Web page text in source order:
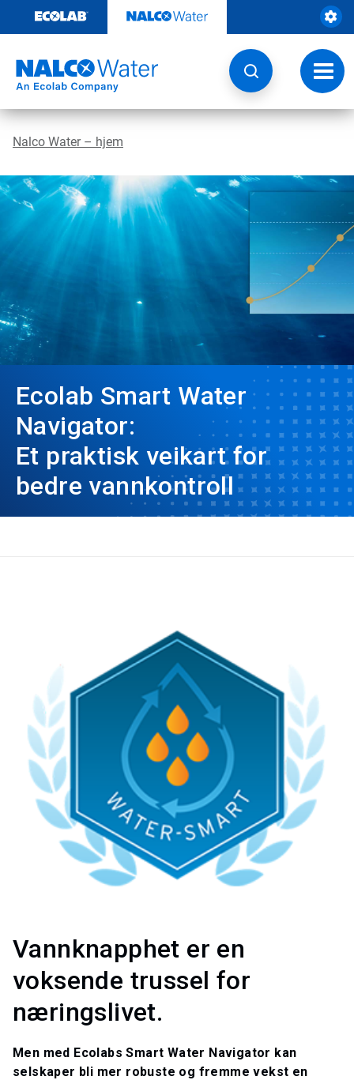
til
Veksle
Nalco Water – hjem
Ecolab Smart Water
Navigator:
Et praktisk veikart for
bedre vannkontroll
Vannknapphet er en
voksende trussel for
næringslivet.
Men med Ecolabs Smart Water Navigator kan
selskaper bli mer robuste og fremme vekst en